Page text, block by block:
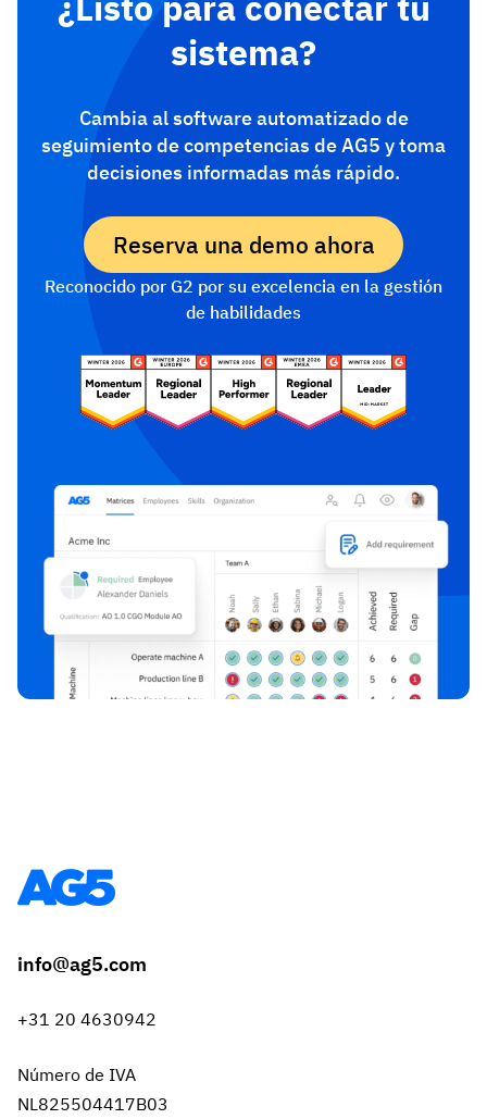
sistema?
Cambia al software automatizado de
seguimiento de competencias de AG5 y toma
decisiones informadas más rápido.
Reserva una demo ahora
Reconocido por G2 por su excelencia en la gestión
de habilidades
info@ag5.com
+31 20 4630942
Número de IVA
NL825504417B03